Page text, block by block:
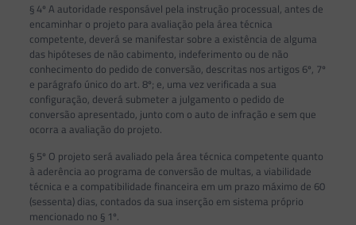
§ 4º A autoridade responsável pela instrução processual, antes de
encaminhar o projeto para avaliação pela área técnica
competente, deverá se manifestar sobre a existência de alguma
das hipóteses de não cabimento, indeferimento ou de não
conhecimento do pedido de conversão, descritas nos artigos 6º, 7º
e parágrafo único do art. 8º; e, uma vez verificada a sua
configuração, deverá submeter a julgamento o pedido de
conversão apresentado, junto com o auto de infração e sem que
ocorra a avaliação do projeto.
§ 5º O projeto será avaliado pela área técnica competente quanto
à aderência ao programa de conversão de multas, a viabilidade
técnica e a compatibilidade financeira em um prazo máximo de 60
(sessenta) dias, contados da sua inserção em sistema próprio
mencionado no § 1º.